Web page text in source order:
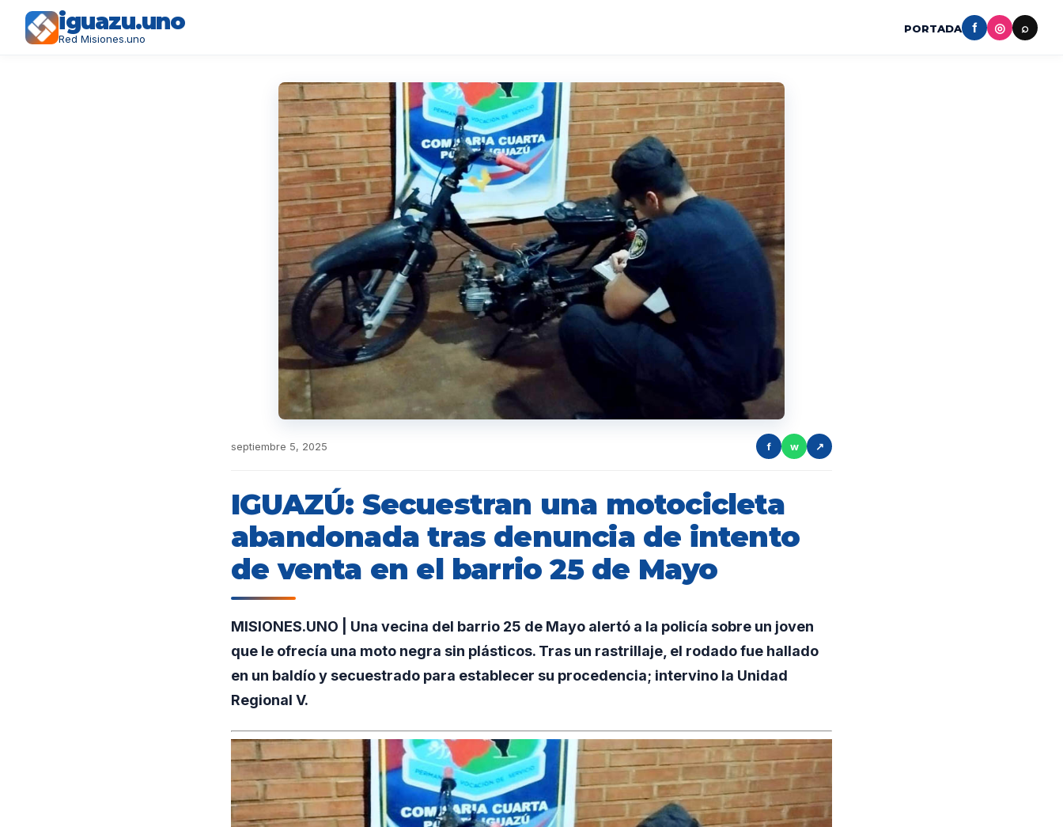
iguazu.uno
Red Misiones.uno
PORTADA f ◎ ⌕
septiembre 5, 2025 f w ↗
IGUAZÚ: Secuestran una motocicleta
abandonada tras denuncia de intento
de venta en el barrio 25 de Mayo
MISIONES.UNO | Una vecina del barrio 25 de Mayo alertó a la policía sobre un joven
que le ofrecía una moto negra sin plásticos. Tras un rastrillaje, el rodado fue hallado
en un baldío y secuestrado para establecer su procedencia; intervino la Unidad
Regional V.